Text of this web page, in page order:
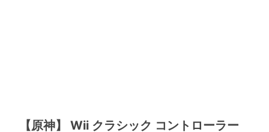
【原神】 Wii クラシック コントローラー